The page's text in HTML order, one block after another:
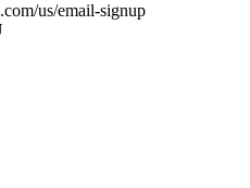
us/email-signup